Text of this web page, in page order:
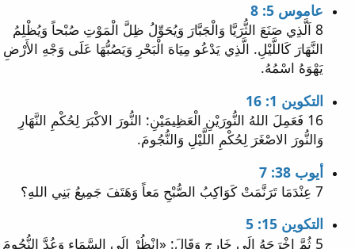
عاموس 5: 8
8 اَلَّذِي صَنَعَ الثُّرَيَّا وَالْجَبَّارَ وَيُحَوِّلُ ظِلَّ الْمَوْتِ صُبْحاً وَيُظْلِمُ
النَّهَارَ كَاللَّيْلِ. الَّذِي يَدْعُو مِيَاهَ الْبَحْرِ وَيَصُبُّهَا عَلَى وَجْهِ الأَرْضِ
يَهْوَهُ اسْمُهُ.
التكوين 1: 16
16 فَعَمِلَ اللهُ النُّورَيْنِ الْعَظِيمَيْنِ: النُّورَ الاكْبَرَ لِحُكْمِ النَّهَارِ
وَالنُّورَ الاصْغَرَ لِحُكْمِ اللَّيْلِ وَالنُّجُومَ.
أيوب 38: 7
7 عِنْدَمَا تَرَنَّمَتْ كَوَاكِبُ الصُّبْحِ مَعاً وَهَتَفَ جَمِيعُ بَنِي اللهِ؟
التكوين 15: 5
5 ثُمَّ اخْرَجَهُ الَى خَارِجٍ وَقَالَ: «انْظُرْ الَى السَّمَاءِ وَعُدَّ النُّجُومَ